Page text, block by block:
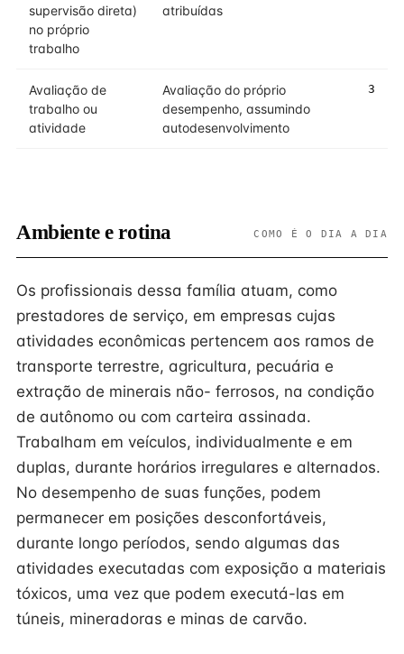
supervisão direta)
no próprio
trabalho
atribuídas
Avaliação de
trabalho ou
atividade
Avaliação do próprio
desempenho, assumindo
autodesenvolvimento
3
Ambiente e rotina COMO É O DIA A DIA
Os profissionais dessa família atuam, como
prestadores de serviço, em empresas cujas
atividades econômicas pertencem aos ramos de
transporte terrestre, agricultura, pecuária e
extração de minerais não- ferrosos, na condição
de autônomo ou com carteira assinada.
Trabalham em veículos, individualmente e em
duplas, durante horários irregulares e alternados.
No desempenho de suas funções, podem
permanecer em posições desconfortáveis,
durante longo períodos, sendo algumas das
atividades executadas com exposição a materiais
tóxicos, uma vez que podem executá-las em
túneis, mineradoras e minas de carvão.